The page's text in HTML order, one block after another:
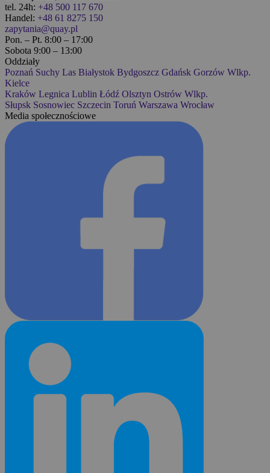
tel. 24h: +48 500 117 670
Handel: +48 61 8275 150
zapytania@quay.pl
Pon. – Pt. 8:00 – 17:00
Sobota 9:00 – 13:00
Oddziały
Poznań Suchy Las Białystok Bydgoszcz Gdańsk Gorzów Wlkp.
Kielce
Kraków Legnica Lublin Łódź Olsztyn Ostrów Wlkp.
Słupsk Sosnowiec Szczecin Toruń Warszawa Wrocław
Media społecznościowe